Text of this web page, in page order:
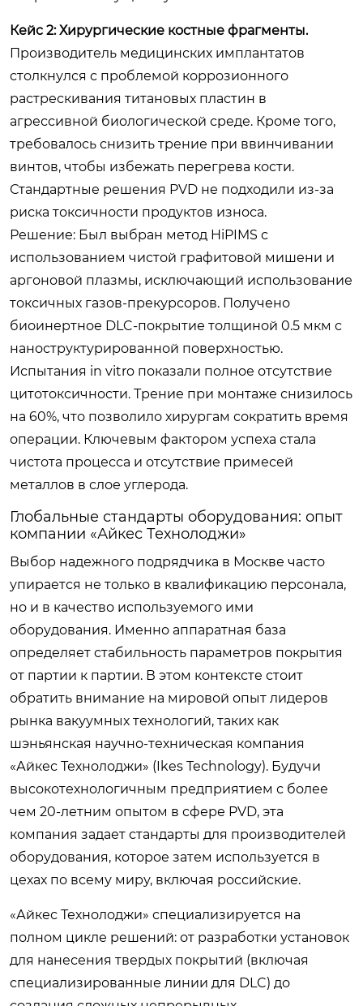
Кейс 2: Хирургические костные фрагменты.
Производитель медицинских имплантатов
столкнулся с проблемой коррозионного
растрескивания титановых пластин в
агрессивной биологической среде. Кроме того,
требовалось снизить трение при ввинчивании
винтов, чтобы избежать перегрева кости.
Стандартные решения PVD не подходили из-за
риска токсичности продуктов износа.
Решение: Был выбран метод HiPIMS с
использованием чистой графитовой мишени и
аргоновой плазмы, исключающий использование
токсичных газов-прекурсоров. Получено
биоинертное DLC-покрытие толщиной 0.5 мкм с
наноструктурированной поверхностью.
Испытания in vitro показали полное отсутствие
цитотоксичности. Трение при монтаже снизилось
на 60%, что позволило хирургам сократить время
операции. Ключевым фактором успеха стала
чистота процесса и отсутствие примесей
металлов в слое углерода.
Глобальные стандарты оборудования: опыт
компании «Айкес Технолоджи»
Выбор надежного подрядчика в Москве часто
упирается не только в квалификацию персонала,
но и в качество используемого ими
оборудования. Именно аппаратная база
определяет стабильность параметров покрытия
от партии к партии. В этом контексте стоит
обратить внимание на мировой опыт лидеров
рынка вакуумных технологий, таких как
шэньянская научно-техническая компания
«Айкес Технолоджи» (Ikes Technology). Будучи
высокотехнологичным предприятием с более
чем 20-летним опытом в сфере PVD, эта
компания задает стандарты для производителей
оборудования, которое затем используется в
цехах по всему миру, включая российские.
«Айкес Технолоджи» специализируется на
полном цикле решений: от разработки установок
для нанесения твердых покрытий (включая
специализированные линии для DLC) до